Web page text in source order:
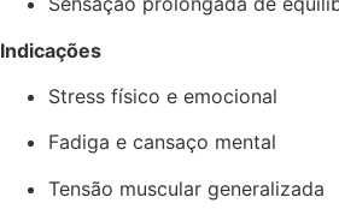
Indicações
Stress físico e emocional
Fadiga e cansaço mental
Tensão muscular generalizada